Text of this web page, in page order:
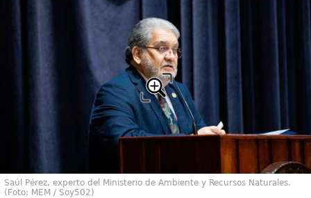
Saúl Pérez, experto del Ministerio de Ambiente y Recursos Naturales.
(Foto: MEM / Soy502)